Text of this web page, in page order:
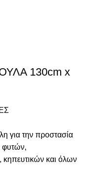
130cm x
για την προστασία
φυτών,
κηπευτικών και όλων